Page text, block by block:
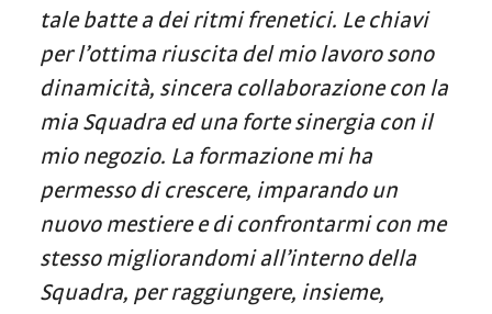
tale batte a dei ritmi frenetici. Le chiavi
per l’ottima riuscita del mio lavoro sono
dinamicità, sincera collaborazione con la
mia Squadra ed una forte sinergia con il
mio negozio. La formazione mi ha
permesso di crescere, imparando un
nuovo mestiere e di confrontarmi con me
stesso migliorandomi all’interno della
Squadra, per raggiungere, insieme,